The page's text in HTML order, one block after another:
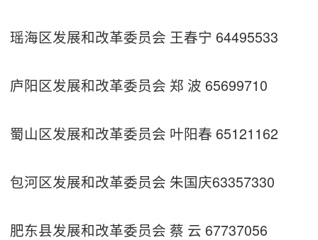
瑶海区发展和改革委员会 王春宁 64495533
庐阳区发展和改革委员会 郑 波 65699710
蜀山区发展和改革委员会 叶阳春 65121162
包河区发展和改革委员会 朱国庆63357330
肥东县发展和改革委员会 蔡 云 67737056